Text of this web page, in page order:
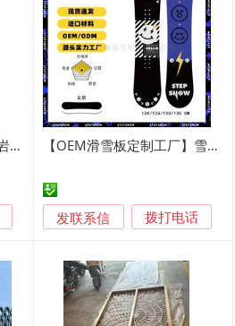
天津彩钢板生产厂家/防火岩棉板/泡沫彩钢板/彩钢单板 【OEM滑雪板定制工厂】雪场专用耐磨滑雪单板
发联系信 拨打电话